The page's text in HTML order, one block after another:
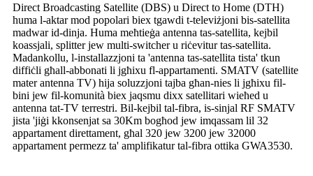
Direct Broadcasting Satellite (DBS) u Direct to Home (DTH)
huma l-aktar mod popolari biex tgawdi t-televiżjoni bis-satellita
madwar id-dinja. Huma meħtieġa antenna tas-satellita, kejbil
koassjali, splitter jew multi-switcher u riċevitur tas-satellita.
Madankollu, l-installazzjoni ta 'antenna tas-satellita tista' tkun
diffiċli għall-abbonati li jgħixu fl-appartamenti. SMATV (satellite
mater antenna TV) hija soluzzjoni tajba għan-nies li jgħixu fil-
bini jew fil-komunità biex jaqsmu dixx satellitari wieħed u
antenna tat-TV terrestri. Bil-kejbil tal-fibra, is-sinjal RF SMATV
jista 'jiġi kkonsenjat sa 30Km bogħod jew imqassam lil 32
appartament direttament, għal 320 jew 3200 jew 32000
appartament permezz ta' amplifikatur tal-fibra ottika GWA3530.